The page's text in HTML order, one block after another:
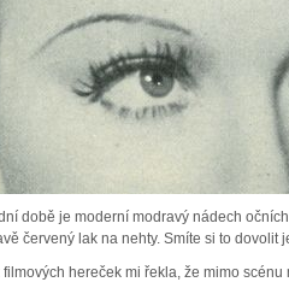
době je moderní modravý nádech
červený lak na nehty. Smíte si to dovolit
hereček mi řekla, že mimo